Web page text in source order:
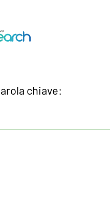
chiave: